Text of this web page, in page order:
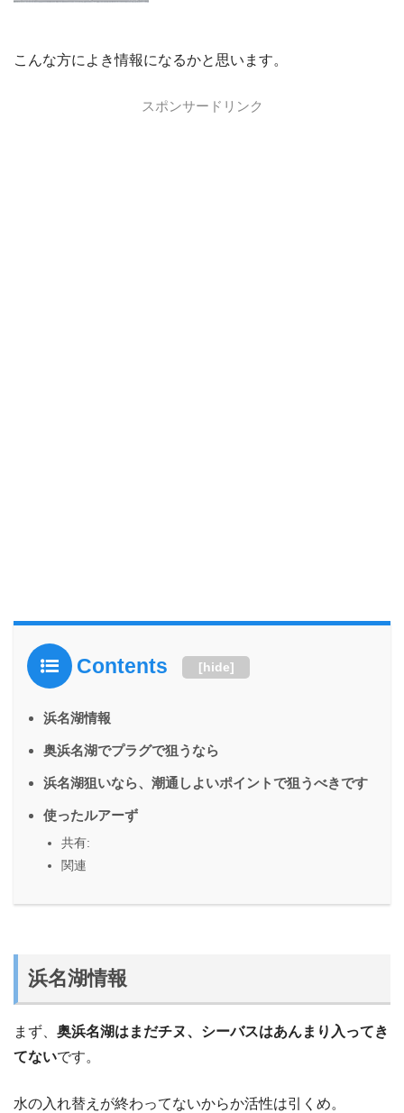
こんな方によき情報になるかと思います。
スポンサードリンク
Contents [hide]
浜名湖情報
奥浜名湖でプラグで狙うなら
浜名湖狙いなら、潮通しよいポイントで狙うべきです
使ったルアーず
共有:
関連
浜名湖情報
まず、 奥浜名湖はまだチヌ、シーバスはあんまり入ってき
てないです。
水の入れ替えが終わってないからか活性は引くめ。